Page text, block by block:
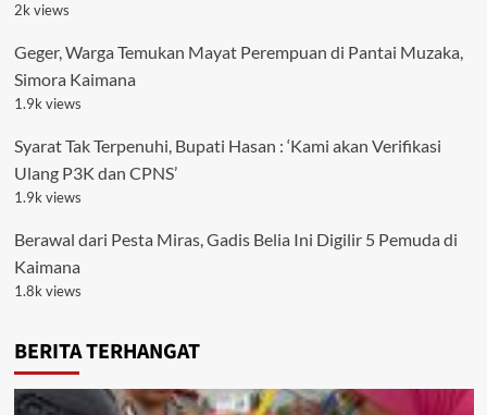
2k views
Geger, Warga Temukan Mayat Perempuan di Pantai Muzaka,
Simora Kaimana
1.9k views
Syarat Tak Terpenuhi, Bupati Hasan : ‘Kami akan Verifikasi
Ulang P3K dan CPNS’
1.9k views
Berawal dari Pesta Miras, Gadis Belia Ini Digilir 5 Pemuda di
Kaimana
1.8k views
BERITA TERHANGAT